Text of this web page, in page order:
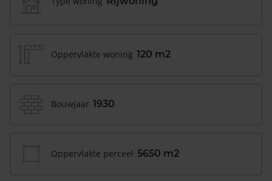
Oppervlakte woning 120 m2
Bouwjaar 1930
Oppervlakte perceel 5650 m2